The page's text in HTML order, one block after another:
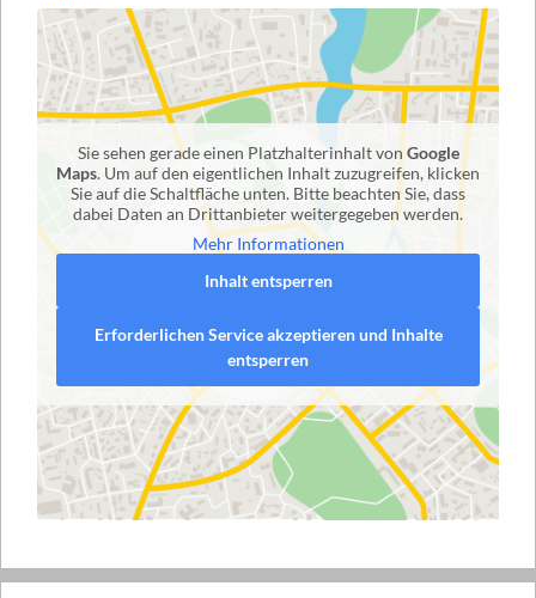
Sie sehen gerade einen Platzhalterinhalt von Google
Maps. Um auf den eigentlichen Inhalt zuzugreifen, klicken
Sie auf die Schaltfläche unten. Bitte beachten Sie, dass
dabei Daten an Drittanbieter weitergegeben werden.
Mehr Informationen
Inhalt entsperren
Erforderlichen Service akzeptieren und Inhalte
entsperren